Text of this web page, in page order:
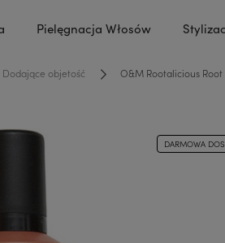
Pielęgnacja Włosów
Dodające objetość O&M Rootalicious
DARMOWA